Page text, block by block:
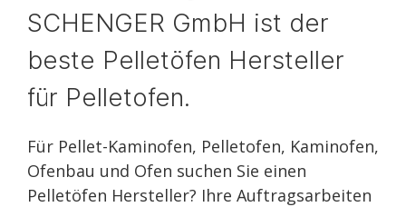
SCHENGER GmbH ist der
beste Pelletöfen Hersteller
für Pelletofen.
Für Pellet-Kaminofen, Pelletofen, Kaminofen,
Ofenbau und Ofen suchen Sie einen
Pelletöfen Hersteller? Ihre Auftragsarbeiten